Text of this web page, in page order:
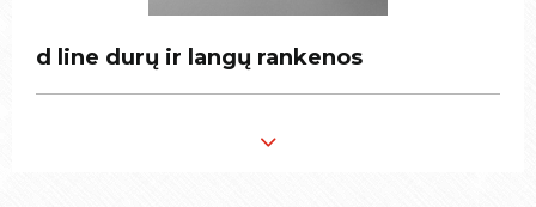
d line durų ir langų rankenos
d line durų ir langų rankenos